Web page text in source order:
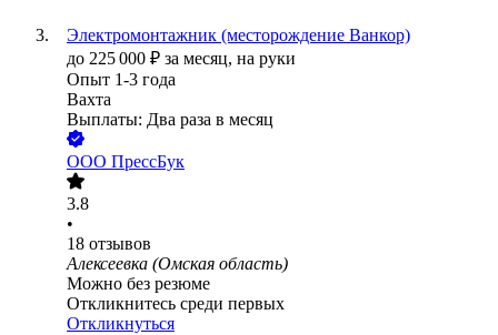
Электромонтажник (месторождение Ванкор)
до 225 000 ₽ за месяц, на руки
Опыт 1-3 года
Вахта
Выплаты: Два раза в месяц
ООО ПрессБук
3.8
•
18 отзывов
Алексеевка (Омская область)
Можно без резюме
Откликнитесь среди первых
Откликнуться